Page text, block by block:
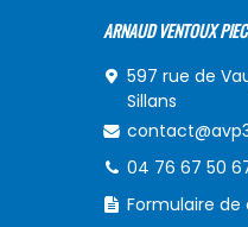
ARNAUD VENTOUX
597 rue de
Sillans
04 76 67 50
Formulaire